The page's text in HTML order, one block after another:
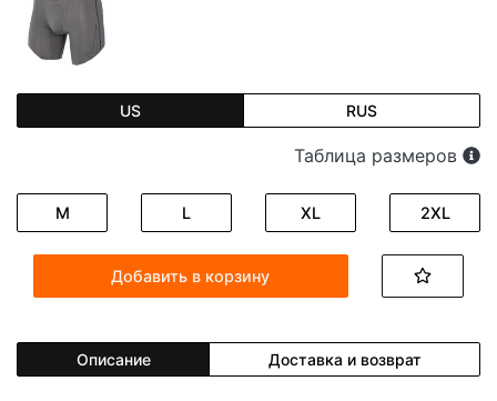
US RUS
Таблица размеров
M L XL 2XL
Добавить в корзину
Описание Доставка и возврат